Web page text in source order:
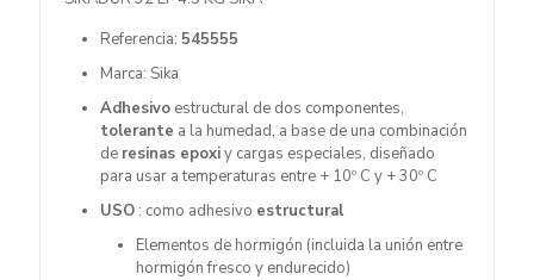
Referencia: 545555
Marca: Sika
Adhesivo estructural de dos componentes,
tolerante a la humedad, a base de una combinación
de resinas epoxiy cargas especiales, diseñado
para usar a temperaturas entre + 10º C y + 30º C
USO : como adhesivo estructural
Elementos de hormigón (incluida la unión entre
hormigón fresco y endurecido)